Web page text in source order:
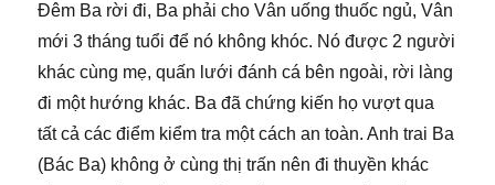
Đêm Ba rời đi, Ba phải cho Vân uống thuốc ngủ, Vân
mới 3 tháng tuổi để nó không khóc. Nó được 2 người
khác cùng mẹ, quấn lưới đánh cá bên ngoài, rời làng
đi một hướng khác. Ba đã chứng kiến họ vượt qua
tất cả các điểm kiểm tra một cách an toàn. Anh trai Ba
(Bác Ba) không ở cùng thị trấn nên đi thuyền khác